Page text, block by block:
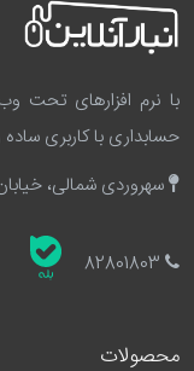
با نرم افزارهای تحت
حسابداری با کاربری ساده
سهروردی شمالی،
محصولات